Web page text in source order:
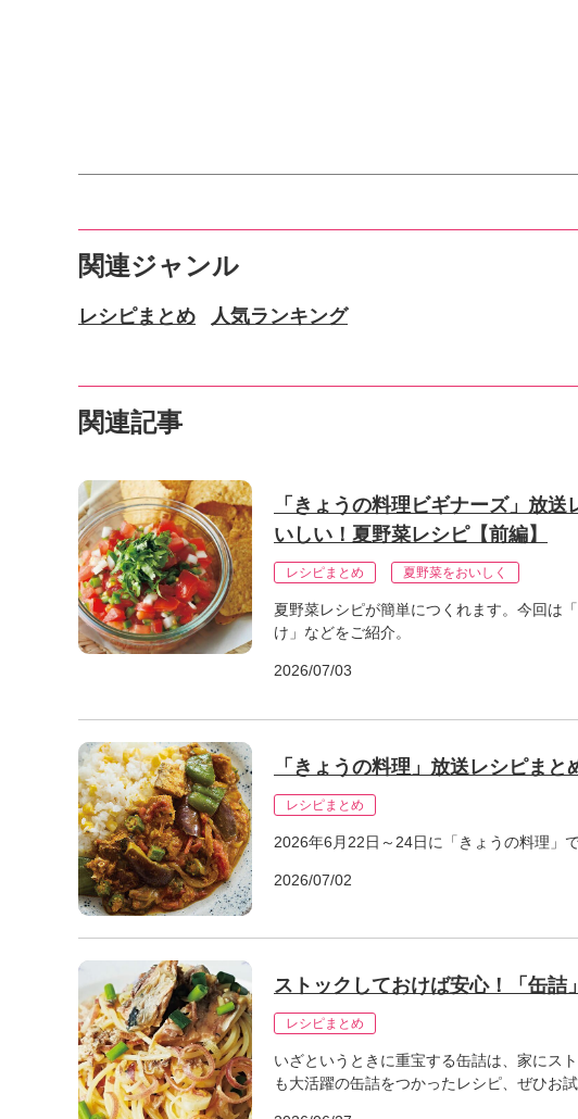
関連ジャンル
レシピまとめ 人気ランキング
関連記事
「きょうの料理ビギナーズ」放
いしい！夏野菜レシピ【前編】
レシピまとめ 夏野菜をおいしく
夏野菜レシピが簡単につくれます。今回は
け」などをご紹介。
2026/07/03
「きょうの料理」放送レシピま
レシピまとめ
2026年6月22日～24日に「きょうの料理」
2026/07/02
ストックしておけば安心！「缶詰
レシピまとめ
いざというときに重宝する缶詰は、家にス
も大活躍の缶詰をつかったレシピ、ぜひお